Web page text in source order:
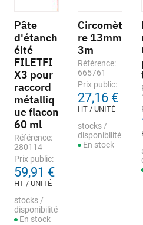
Pâte
d'étanch
éité
FILETFI
X3 pour
raccord
métalliq
ue flacon
60 ml
Référence:
280114
Prix public:
59,91 €
HT / UNITÉ
stocks /
disponibilité
En stock
Circomèt
re 13mm
3m
Référence:
665761
Prix public:
27,16 €
HT / UNITÉ
stocks /
disponibilité
En stock